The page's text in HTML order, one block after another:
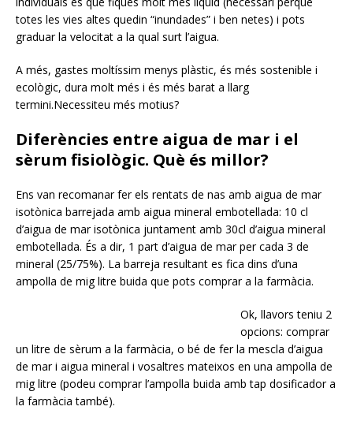
totes les vies altes quedin “inundades” i ben netes) i pots
graduar la velocitat a la qual surt l’aigua.
A més, gastes moltíssim menys plàstic, és més sostenible i
ecològic, dura molt més i és més barat a llarg
termini.Necessiteu més motius?
Diferències entre aigua de mar i el
sèrum fisiològic. Què és millor?
Ens van recomanar fer els rentats de nas amb aigua de mar
isotònica barrejada amb aigua mineral embotellada: 10 cl
d’aigua de mar isotònica juntament amb 30cl d’aigua mineral
embotellada. És a dir, 1 part d’aigua de mar per cada 3 de
mineral (25/75%). La barreja resultant es fica dins d’una
ampolla de mig litre buida que pots comprar a la farmàcia.
Ok, llavors teniu 2
opcions: comprar
un litre de sèrum a la farmàcia, o bé de fer la mescla d’aigua
de mar i aigua mineral i vosaltres mateixos en una ampolla de
mig litre (podeu comprar l’ampolla buida amb tap dosificador a
la farmàcia també).